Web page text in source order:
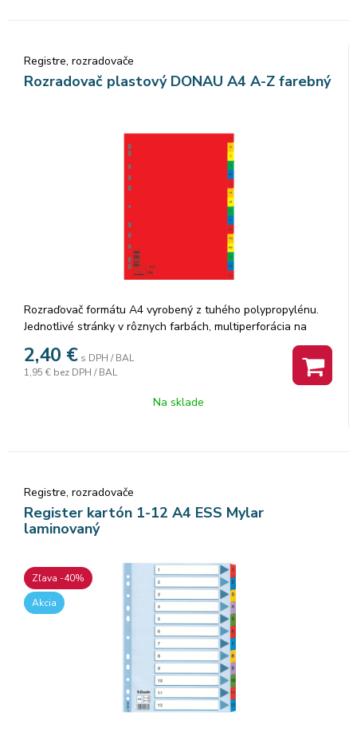
Registre, rozradovače
Rozradovač plastový DONAU A4 A-Z farebný
Rozraďovač formátu A4 vyrobený z tuhého polypropylénu.
Jednotlivé stránky v rôznych farbách, multiperforácia na
zakladači.Väčšie balenie 20 sád. Rozmery 230x297mm
Označenie rozraďovačov: A-XYZ
2,40 € s DPH / BAL
1,95 € bez DPH / BAL
Na sklade
Registre, rozradovače
Register kartón 1-12 A4 ESS Mylar
laminovaný
Zľava -40%
Akcia